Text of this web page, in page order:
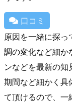
口コミ
原因を一緒に探
調の変化など細か
ンなどを最新の
期間など細かく具
て頂けるので、一